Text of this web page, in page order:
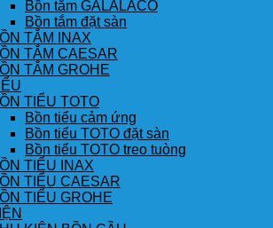
Bồn tắm GALALACO
Bồn tắm đặt sàn
TẮM INAX
TẮM CAESAR
TẮM GROHE
TIỂU TOTO
Bồn tiểu cảm ứng
Bồn tiểu TOTO đặt sàn
Bồn tiểu TOTO treo tuòng
TIỂU INAX
TIỂU CAESAR
TIỂU GROHE